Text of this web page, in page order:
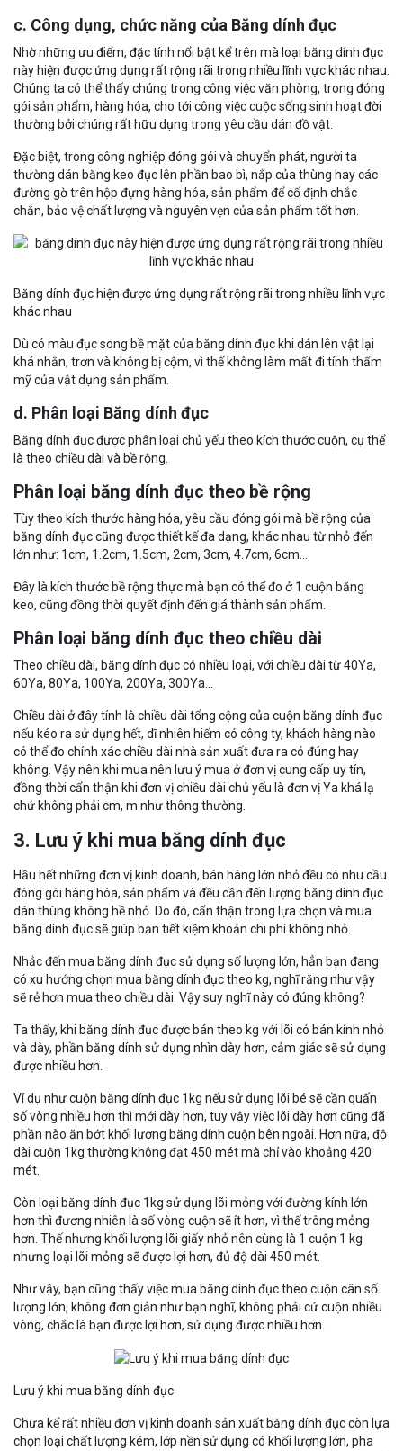
c. Công dụng, chức năng của Băng dính đục
Nhờ những ưu điểm, đặc tính nổi bật kể trên mà loại băng dính đục
này hiện được ứng dụng rất rộng rãi trong nhiều lĩnh vực khác nhau.
Chúng ta có thể thấy chúng trong công việc văn phòng, trong đóng
gói sản phẩm, hàng hóa, cho tới công việc cuộc sống sinh hoạt đời
thường bởi chúng rất hữu dụng trong yêu cầu dán đồ vật.
Đặc biệt, trong công nghiệp đóng gói và chuyển phát, người ta
thường dán băng keo đục lên phần bao bì, nắp của thùng hay các
đường gờ trên hộp đựng hàng hóa, sản phẩm để cố định chắc
chắn, bảo vệ chất lượng và nguyên vẹn của sản phẩm tốt hơn.
Băng dính đục hiện được ứng dụng rất rộng rãi trong nhiều lĩnh vực
khác nhau
Dù có màu đục song bề mặt của băng dính đục khi dán lên vật lại
khá nhẵn, trơn và không bị cộm, vì thế không làm mất đi tính thẩm
mỹ của vật dụng sản phẩm.
d. Phân loại Băng dính đục
Băng dính đục được phân loại chủ yếu theo kích thước cuộn, cụ thể
là theo chiều dài và bề rộng.
Phân loại băng dính đục theo bề rộng
Tùy theo kích thước hàng hóa, yêu cầu đóng gói mà bề rộng của
băng dính đục cũng được thiết kế đa dạng, khác nhau từ nhỏ đến
lớn như: 1cm, 1.2cm, 1.5cm, 2cm, 3cm, 4.7cm, 6cm...
Đây là kích thước bề rộng thực mà bạn có thể đo ở 1 cuộn băng
keo, cũng đồng thời quyết định đến giá thành sản phẩm.
Phân loại băng dính đục theo chiều dài
Theo chiều dài, băng dính đục có nhiều loại, với chiều dài từ 40Ya,
60Ya, 80Ya, 100Ya, 200Ya, 300Ya...
Chiều dài ở đây tính là chiều dài tổng cộng của cuộn băng dính đục
nếu kéo ra sử dụng hết, dĩ nhiên hiếm có công ty, khách hàng nào
có thể đo chính xác chiều dài nhà sản xuất đưa ra có đúng hay
không. Vậy nên khi mua nên lưu ý mua ở đơn vị cung cấp uy tín,
đồng thời cẩn thận khi đơn vị chiều dài chủ yếu là đơn vị Ya khá lạ
chứ không phải cm, m như thông thường.
3. Lưu ý khi mua băng dính đục
Hầu hết những đơn vị kinh doanh, bán hàng lớn nhỏ đều có nhu cầu
đóng gói hàng hóa, sản phẩm và đều cần đến lượng băng dính đục
dán thùng không hề nhỏ. Do đó, cẩn thận trong lựa chọn và mua
băng dính đục sẽ giúp bạn tiết kiệm khoản chi phí không nhỏ.
Nhắc đến mua băng dính đục sử dụng số lượng lớn, hẳn bạn đang
có xu hướng chọn mua băng dính đục theo kg, nghĩ rằng như vậy
sẽ rẻ hơn mua theo chiều dài. Vậy suy nghĩ này có đúng không?
Ta thấy, khi băng dính đục được bán theo kg với lõi có bán kính nhỏ
và dày, phần băng dính sử dụng nhìn dày hơn, cảm giác sẽ sử dụng
được nhiều hơn.
Ví dụ như cuộn băng dính đục 1kg nếu sử dụng lõi bé sẽ cần quấn
số vòng nhiều hơn thì mới dày hơn, tuy vậy việc lõi dày hơn cũng đã
phần nào ăn bớt khối lượng băng dính cuộn bên ngoài. Hơn nữa, độ
dài cuộn 1kg thường không đạt 450 mét mà chỉ vào khoảng 420
mét.
Còn loại băng dính đục 1kg sử dụng lõi mỏng với đường kính lớn
hơn thì đương nhiên là số vòng cuộn sẽ ít hơn, vì thế trông mỏng
hơn. Thế nhưng khối lượng lõi giấy nhỏ nên cùng là 1 cuộn 1 kg
nhưng loại lõi mỏng sẽ được lợi hơn, đủ độ dài 450 mét.
Như vậy, bạn cũng thấy việc mua băng dính đục theo cuộn cân số
lượng lớn, không đơn giản như bạn nghĩ, không phải cứ cuộn nhiều
vòng, chắc là bạn được lợi hơn, sử dụng được nhiều hơn.
Lưu ý khi mua băng dính đục
Chưa kể rất nhiều đơn vị kinh doanh sản xuất băng dính đục còn lựa
chọn loại chất lượng kém, lớp nền sử dụng có khối lượng lớn, pha